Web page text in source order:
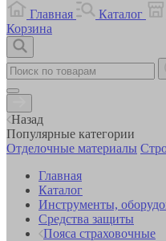
Главная
Каталог
Корзина
Назад
Популярные категории
Отделочные материалы
Главная
Каталог
Инструменты,
Средства защиты
Пояса страховочные